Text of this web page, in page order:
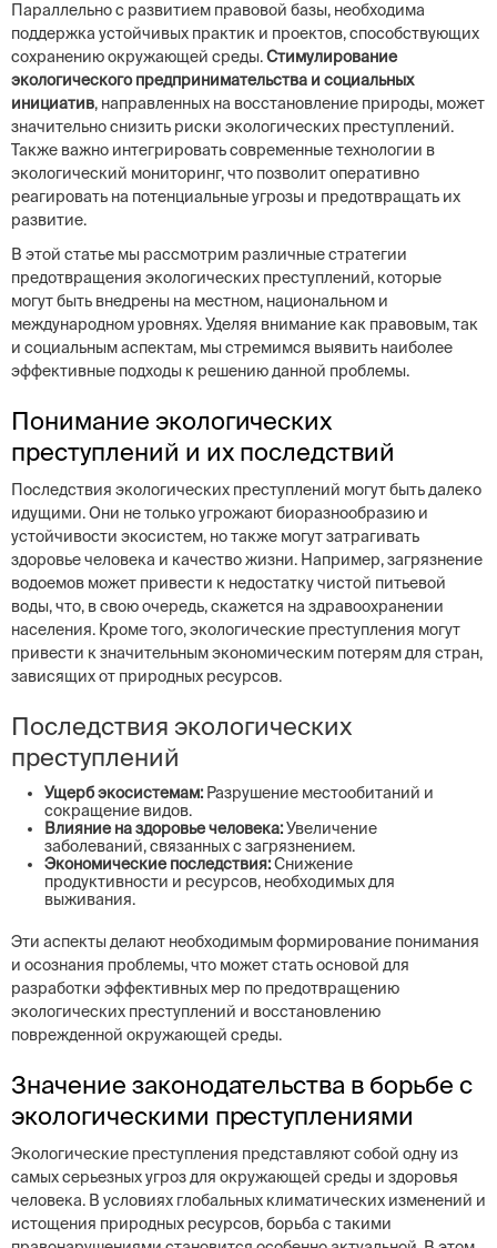
Параллельно с развитием правовой базы, необходима
поддержка устойчивых практик и проектов, способствующих
сохранению окружающей среды.Стимулирование
экологического предпринимательства и социальных
инициатив, направленных на восстановление природы, может
значительно снизить риски экологических преступлений.
Также важно интегрировать современные технологии в
экологический мониторинг, что позволит оперативно
реагировать на потенциальные угрозы и предотвращать их
развитие.
В этой статье мы рассмотрим различные стратегии
предотвращения экологических преступлений, которые
могут быть внедрены на местном, национальном и
международном уровнях. Уделяя внимание как правовым, так
и социальным аспектам, мы стремимся выявить наиболее
эффективные подходы к решению данной проблемы.
Понимание экологических
преступлений и их последствий
Последствия экологических преступлений могут быть далеко
идущими. Они не только угрожают биоразнообразию и
устойчивости экосистем, но также могут затрагивать
здоровье человека и качество жизни. Например, загрязнение
водоемов может привести к недостатку чистой питьевой
воды, что, в свою очередь, скажется на здравоохранении
населения. Кроме того, экологические преступления могут
привести к значительным экономическим потерям для стран,
зависящих от природных ресурсов.
Последствия экологических
преступлений
Ущерб экосистемам: Разрушение местообитаний и
сокращение видов.
Влияние на здоровье человека:Увеличение
заболеваний, связанных с загрязнением.
Экономические последствия:Снижение
продуктивности и ресурсов, необходимых для
выживания.
Эти аспекты делают необходимым формирование понимания
и осознания проблемы, что может стать основой для
разработки эффективных мер по предотвращению
экологических преступлений и восстановлению
поврежденной окружающей среды.
Значение законодательства в борьбе с
экологическими преступлениями
Экологические преступления представляют собой одну из
самых серьезных угроз для окружающей среды и здоровья
человека. В условиях глобальных климатических изменений и
истощения природных ресурсов, борьба с такими